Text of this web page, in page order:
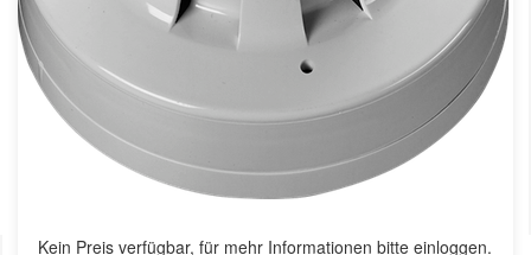
Kein Preis verfügbar, für mehr Informationen bitte einloggen.